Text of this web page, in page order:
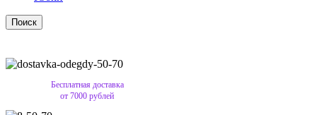
Поиск
Бесплатная доставка
от 7000 рублей